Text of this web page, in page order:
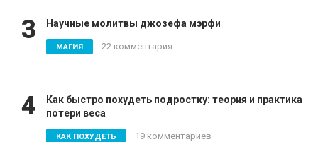
3 Научные молитвы джозефа мэрфи
МАГИЯ 22 комментария
4
Как быстро похудеть подростку: теория и практика
потери веса
КАК ПОХУДЕТЬ 19 комментариев